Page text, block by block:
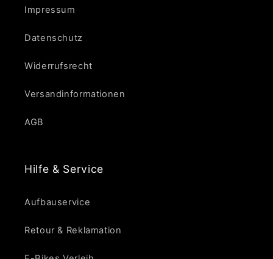
Impressum
Datenschutz
Widerrufsrecht
Versandinformationen
AGB
Hilfe & Service
Aufbauservice
Retour & Reklamation